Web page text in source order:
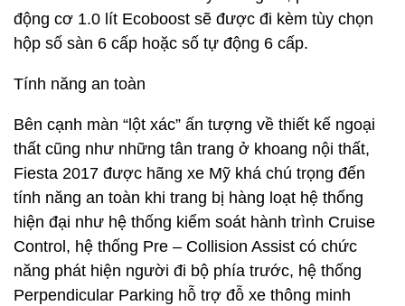
động cơ 1.0 lít Ecoboost sẽ được đi kèm tùy chọn
hộp số sàn 6 cấp hoặc số tự động 6 cấp.
Tính năng an toàn
Bên cạnh màn “lột xác” ấn tượng về thiết kế ngoại
thất cũng như những tân trang ở khoang nội thất,
Fiesta 2017 được hãng xe Mỹ khá chú trọng đến
tính năng an toàn khi trang bị hàng loạt hệ thống
hiện đại như hệ thống kiểm soát hành trình Cruise
Control, hệ thống Pre – Collision Assist có chức
năng phát hiện người đi bộ phía trước, hệ thống
Perpendicular Parking hỗ trợ đỗ xe thông minh